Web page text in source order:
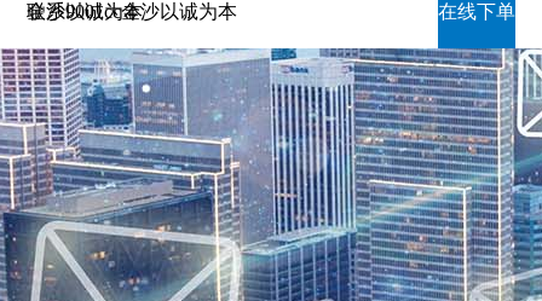
金沙以诚为本
联系9001cc金沙以诚为本 在线下单